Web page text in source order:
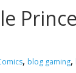
, blog gaming,